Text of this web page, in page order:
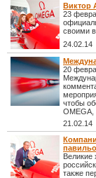
Виктор
23
своими
24.02.14
20
чтобы
OMEGA,
21.02.14
Великие
также